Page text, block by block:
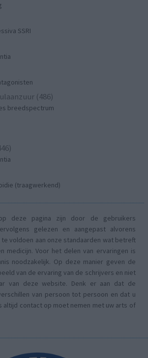
SSRI
(486)
breedspectrum
(traagwerkend)
deze pagina zijn door de gebruikers
gelezen en aangepast alvorens
voldoen aan onze standaarden wat betreft
medicijn. Voor het delen van ervaringen is
noodzakelijk. Op deze manier geven de
van de ervaring van de schrijvers en niet
van deze website. Denk er aan dat de
van persoon tot persoon en dat u
altijd contact op moet nemen met uw arts of